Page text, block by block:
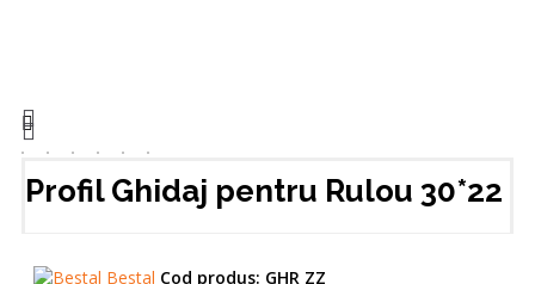
Profil Ghidaj pentru Rulou 30*22
Bestal Cod produs: GHR ZZ